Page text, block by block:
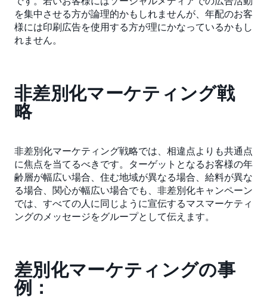
を集中させる方が論理的かもしれませんが、年配のお客
様には印刷広告を使用する方が理にかなっているかもし
れません。
非差別化マーケティング戦
略
非差別化マーケティング戦略では、相違点よりも共通点
に焦点を当てるべきです。ターゲットとなるお客様の年
齢層が幅広い場合、住む地域が異なる場合、給料が異な
る場合、関心が幅広い場合でも、非差別化キャンペーン
では、すべての人に同じように宣伝するマスマーケティ
ングのメッセージをグループとして伝えます。
差別化マーケティングの事
例：